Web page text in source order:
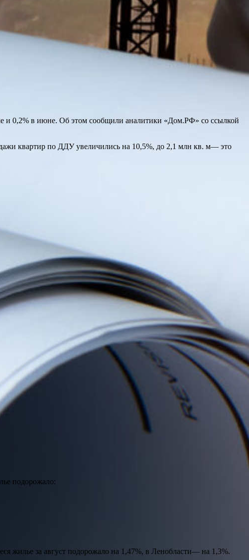
и 0,2% в июне. Об этом сообщили аналитики «Дом.РФ» со ссылкой
квартир по ДДУ увеличились на 10,5%, до 2,1 млн кв. м— это
подорожало:
жилье за август подорожало на 1,47%, в Ленобласти— на 1,3%.